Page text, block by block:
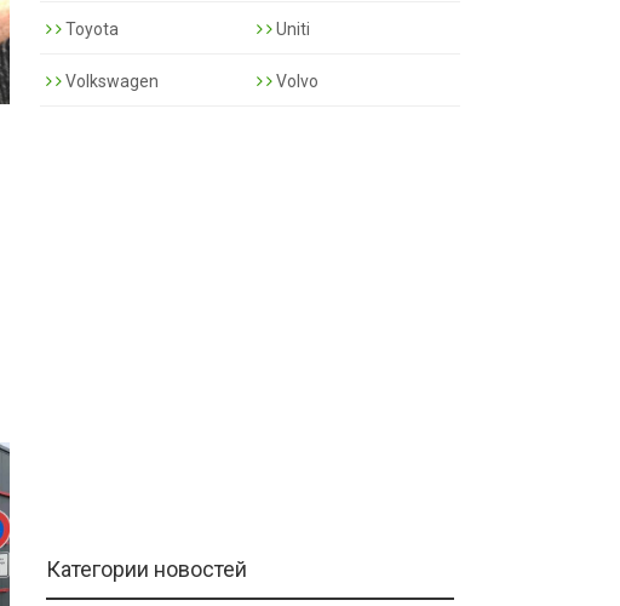
Toyota Uniti
Volkswagen Volvo
Категории новостей